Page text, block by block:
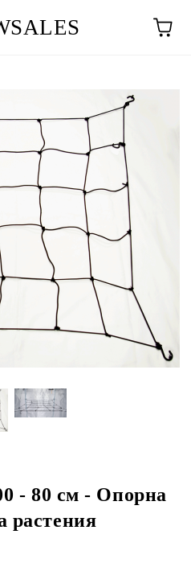
- 80 см - Опорна
растения